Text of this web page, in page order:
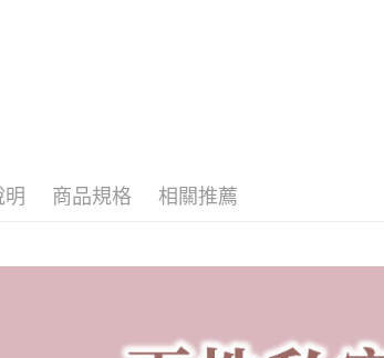
明 商品規格 相關推薦